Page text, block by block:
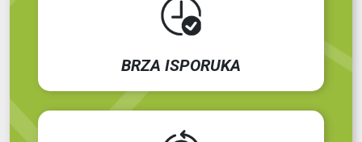
BRZA ISPORUKA